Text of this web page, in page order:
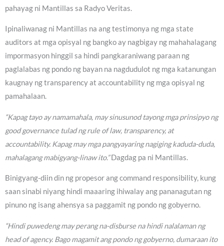
pahayag ni Mantillas sa Radyo Veritas.
Ipinaliwanag ni Mantillas na ang testimonya ng mga state
auditors at mga opisyal ng bangko ay nagbigay ng mahahalagang
impormasyon hinggil sa hindi pangkaraniwang paraan ng
paglalabas ng pondo ng bayan na nagdudulot ng mga katanungan
kaugnay ng transparency at accountability ng mga opisyal ng
pamahalaan.
“Kapag tayo ay namamahala, may sinusunod tayong mga prinsipyo ng
good governance tulad ng rule of law, transparency, at
accountability. Kapag may mga pangyayaring nagiging kaduda-duda,
mahalagang mabigyang-linaw ito.”Dagdag pa ni Mantillas.
Binigyang-diin din ng propesor ang command responsibility, kung
saan sinabi niyang hindi maaaring ihiwalay ang pananagutan ng
pinuno ng isang ahensya sa paggamit ng pondo ng gobyerno.
“Hindi puwedeng may perang na-disburse na hindi nalalaman ng
head of agency. Bago magamit ang pondo ng gobyerno, dumaraan ito